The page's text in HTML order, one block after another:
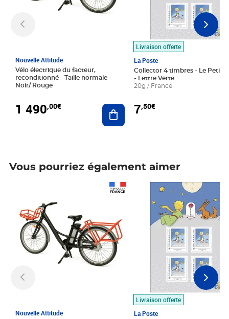
Nouvelle Attitude
Vélo électrique du facteur,
reconditionné - Taille normale -
Noir/ Rouge
1 490,00€ Ajouter au panier
Livraison offerte
La Poste
Collector 4 timbres - Le Petit
- Lettre Verte
20g / France
7,50€
Vous pourriez également aimer
Nouvelle Attitude
Livraison offerte
La Poste
Prix 7,50€